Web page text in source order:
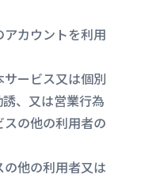
カウントを利用
ービス又は個別
、又は営業行為
の他の利用者の
他の利用者又は